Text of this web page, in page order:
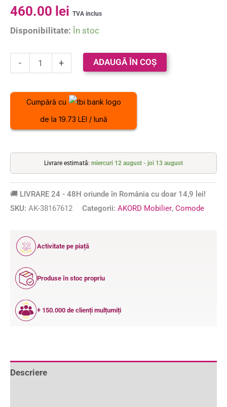
460.00 lei TVA inclus
Disponibilitate: În stoc
- + ADAUGĂ ÎN COȘ
Cumpără cu
de la 19.73 LEI / lună
Livrare estimată: miercuri 12 august - joi 13 august
🚚 LIVRARE 24 - 48H oriunde în România cu doar 14,9 lei!
SKU: AK-38167612 Categorii: AKORD Mobilier, Comode
12
ANI
Activitate pe piață
Produse în stoc propriu
+ 150.000 de clienți mulțumiți
Descriere